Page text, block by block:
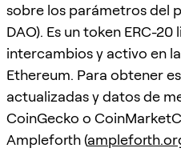
sobre los parámetros del
DAO). Es un token ERC-
intercambios y activo en
Ethereum. Para obtener
actualizadas y datos de
CoinGecko o
Ampleforth (